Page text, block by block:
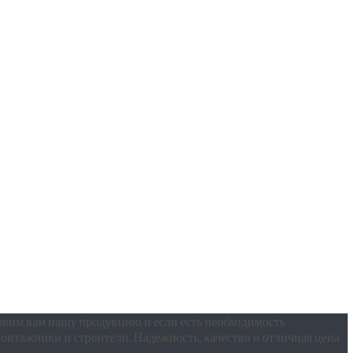
вам нашу продукцию и если есть необходимость
и строители. Надежность, качество и отличная цена